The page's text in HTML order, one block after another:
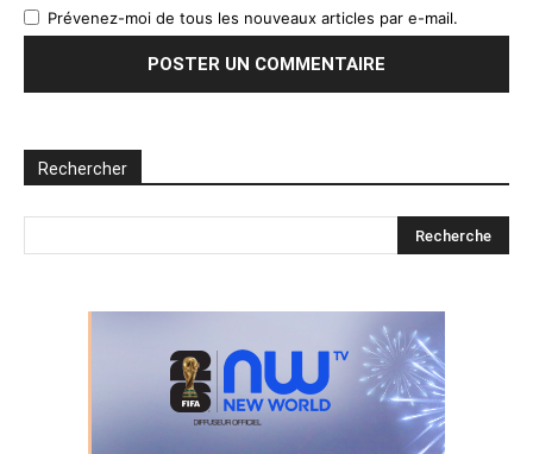
Prévenez-moi de tous les nouveaux articles par e-mail.
Rechercher